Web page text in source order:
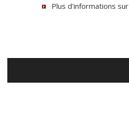
Plus d'informations sur